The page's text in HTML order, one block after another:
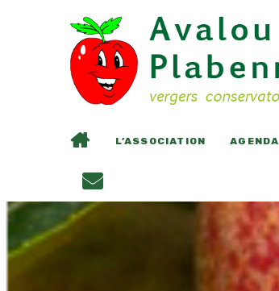
L’ASSOCIATION AGENDA